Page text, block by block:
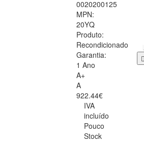
0020200125
MPN:
20YQ
Produto:
Recondicionado
Garantia:
1 Ano
A+
A
922.44€
IVA
incluído
Pouco
Stock